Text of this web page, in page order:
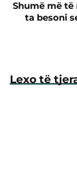
Shumë më të
ta besoni
Lexo të